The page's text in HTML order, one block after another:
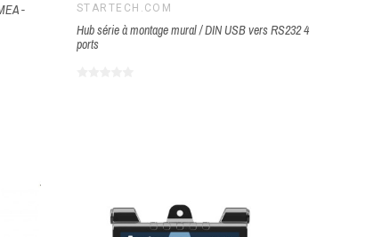
-
STARTECH.COM
Hub série à montage mural / DIN USB vers RS232 4
ports